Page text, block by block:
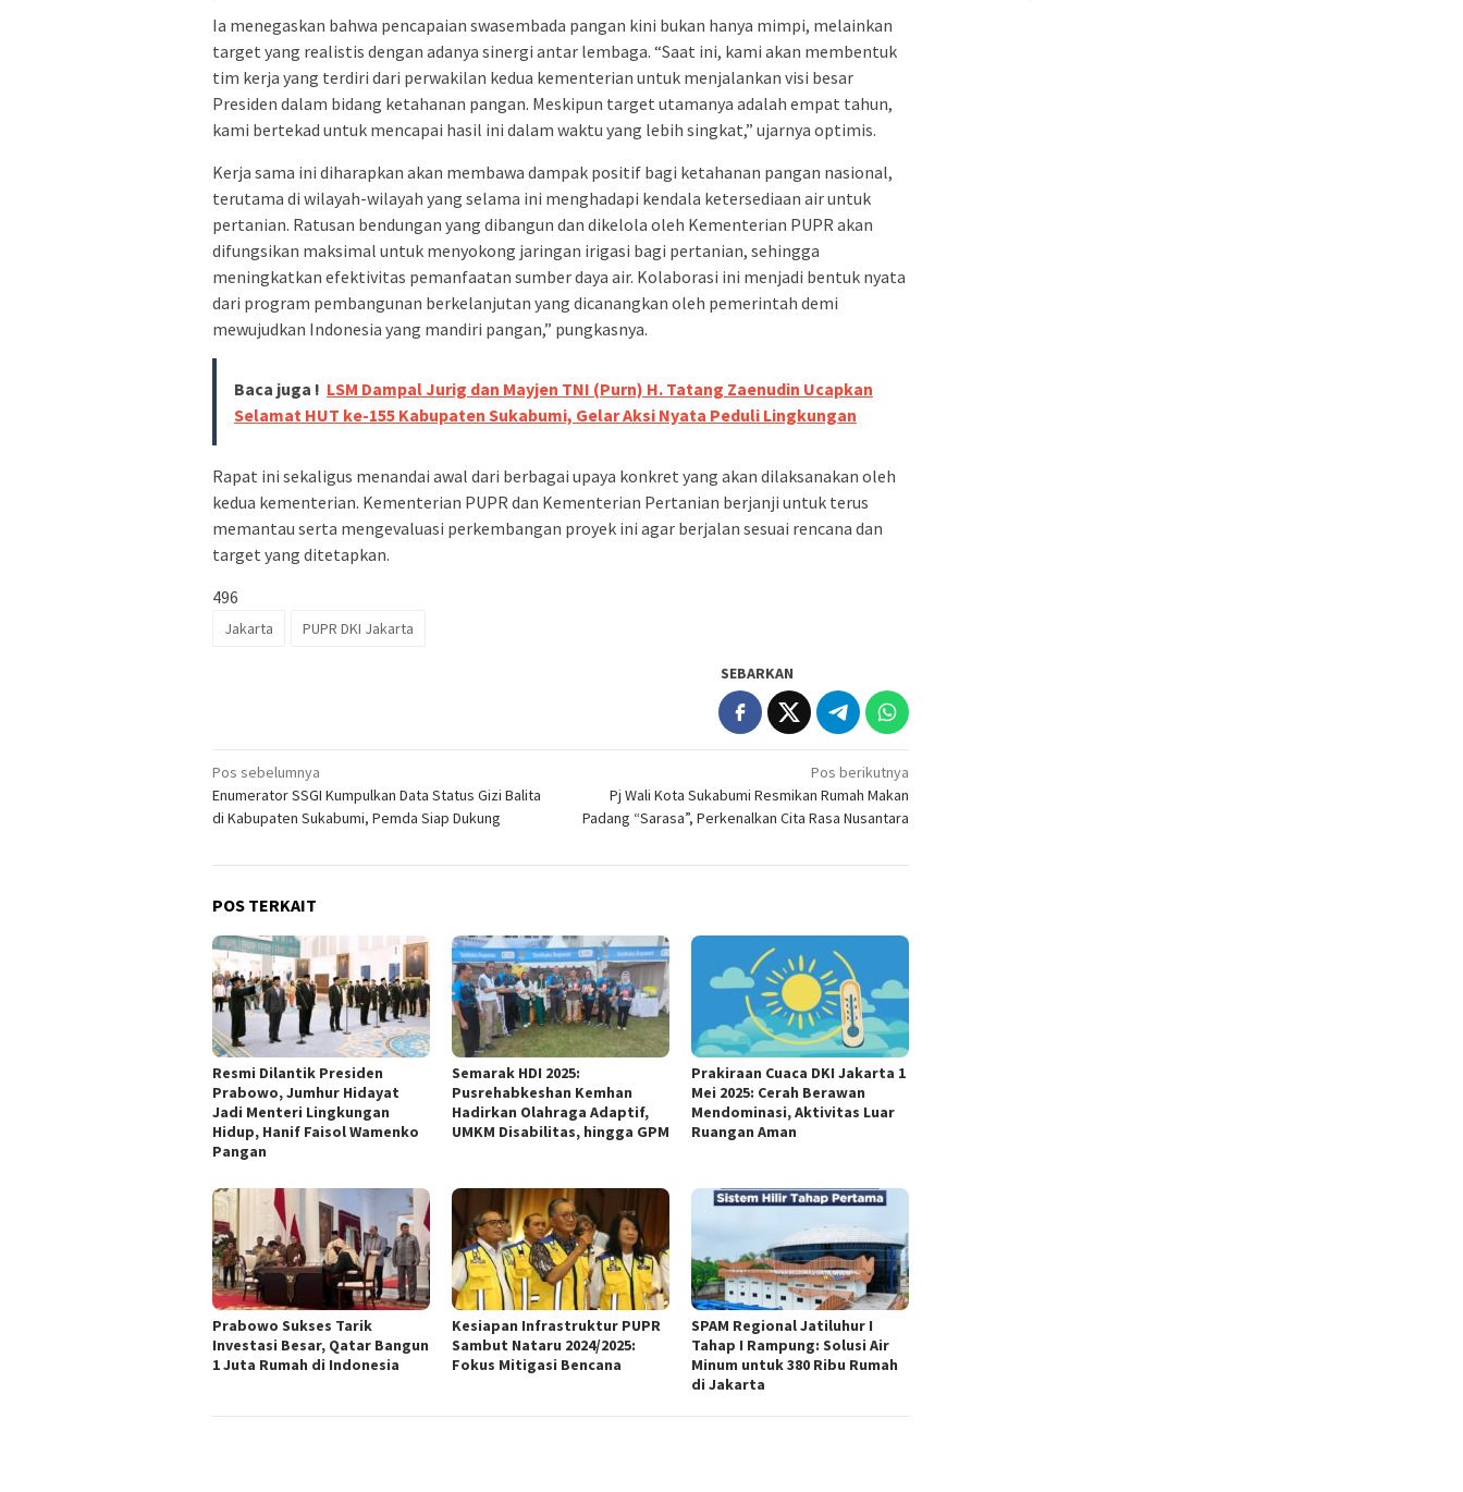
Ia menegaskan bahwa pencapaian swasembada pangan kini bukan hanya mimpi, melainkan
target yang realistis dengan adanya sinergi antar lembaga. “Saat ini, kami akan membentuk
tim kerja yang terdiri dari perwakilan kedua kementerian untuk menjalankan visi besar
Presiden dalam bidang ketahanan pangan. Meskipun target utamanya adalah empat tahun,
kami bertekad untuk mencapai hasil ini dalam waktu yang lebih singkat,” ujarnya optimis.
Kerja sama ini diharapkan akan membawa dampak positif bagi ketahanan pangan nasional,
terutama di wilayah-wilayah yang selama ini menghadapi kendala ketersediaan air untuk
pertanian. Ratusan bendungan yang dibangun dan dikelola oleh Kementerian PUPR akan
difungsikan maksimal untuk menyokong jaringan irigasi bagi pertanian, sehingga
meningkatkan efektivitas pemanfaatan sumber daya air. Kolaborasi ini menjadi bentuk nyata
dari program pembangunan berkelanjutan yang dicanangkan oleh pemerintah demi
mewujudkan Indonesia yang mandiri pangan,” pungkasnya.
Baca juga ! LSM Dampal Jurig dan Mayjen TNI (Purn) H. Tatang Zaenudin Ucapkan
Selamat HUT ke-155 Kabupaten Sukabumi, Gelar Aksi Nyata Peduli Lingkungan
Rapat ini sekaligus menandai awal dari berbagai upaya konkret yang akan dilaksanakan oleh
kedua kementerian. Kementerian PUPR dan Kementerian Pertanian berjanji untuk terus
memantau serta mengevaluasi perkembangan proyek ini agar berjalan sesuai rencana dan
target yang ditetapkan.
496
Jakarta PUPR DKI Jakarta
SEBARKAN
Navigasi
pos
Pos sebelumnya
Enumerator SSGI Kumpulkan Data Status Gizi Balita
di Kabupaten Sukabumi, Pemda Siap Dukung
Pos berikutnya
Pj Wali Kota Sukabumi Resmikan Rumah Makan
Padang “Sarasa”, Perkenalkan Cita Rasa Nusantara
POS TERKAIT
Resmi Dilantik Presiden
Prabowo, Jumhur Hidayat
Jadi Menteri Lingkungan
Hidup, Hanif Faisol Wamenko
Pangan
Semarak HDI 2025:
Pusrehabkeshan Kemhan
Hadirkan Olahraga Adaptif,
UMKM Disabilitas, hingga GPM
Prakiraan Cuaca DKI Jakarta 1
Mei 2025: Cerah Berawan
Mendominasi, Aktivitas Luar
Ruangan Aman
Prabowo Sukses Tarik
Investasi Besar, Qatar Bangun
1 Juta Rumah di Indonesia
Kesiapan Infrastruktur PUPR
Sambut Nataru 2024/2025:
Fokus Mitigasi Bencana
SPAM Regional Jatiluhur I
Tahap I Rampung: Solusi Air
Minum untuk 380 Ribu Rumah
di Jakarta